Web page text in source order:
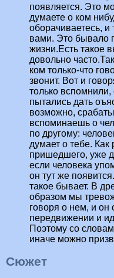
появляется. Это
думаете о ком
оборачиваетесь, и
вами. Это бывало
жизни.Есть такое
довольно
ком только-что
звонит. Вот и
только
пытались дать
возможно,
вспоминаешь о
по другому:
думает о тебе. Как
пришедшего, уже
если человека
он тут же
такое бывает. В
образом мы
говоря о нем, и он
передвижении и
Поэтому со
иначе можно
Сюжет